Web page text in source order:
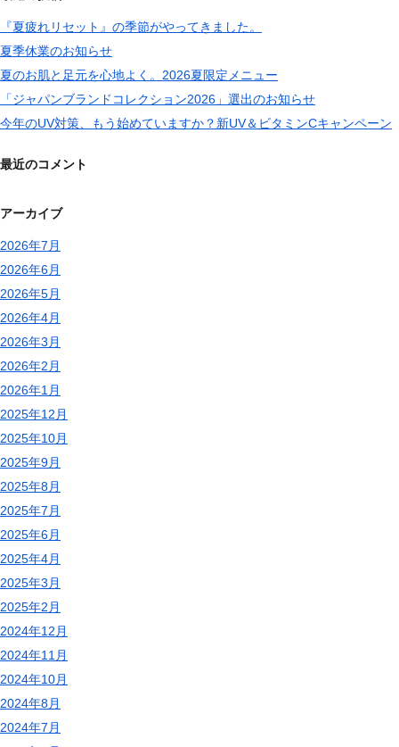
『夏疲れリセット』の季節がやってきました。
夏季休業のお知らせ
夏のお肌と足元を心地よく。2026夏限定メニュー
「ジャパンブランドコレクション2026」選出のお知らせ
今年のUV対策、もう始めていますか？新UV＆ビタミンCキャンペーン
最近のコメント
アーカイブ
2026年7月
2026年6月
2026年5月
2026年4月
2026年3月
2026年2月
2026年1月
2025年12月
2025年10月
2025年9月
2025年8月
2025年7月
2025年6月
2025年4月
2025年3月
2025年2月
2024年12月
2024年11月
2024年10月
2024年8月
2024年7月